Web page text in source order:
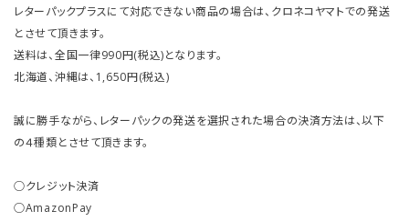
レターパックプラスにて対応できない商品の場合は、クロネコヤマトでの発送
とさせて頂きます。
送料は、全国一律990円(税込)となります。
北海道、沖縄は、1,650円(税込)
誠に勝手ながら、レターパックの発送を選択された場合の決済方法は、以下
の４種類とさせて頂きます。
○クレジット決済
○AmazonPay